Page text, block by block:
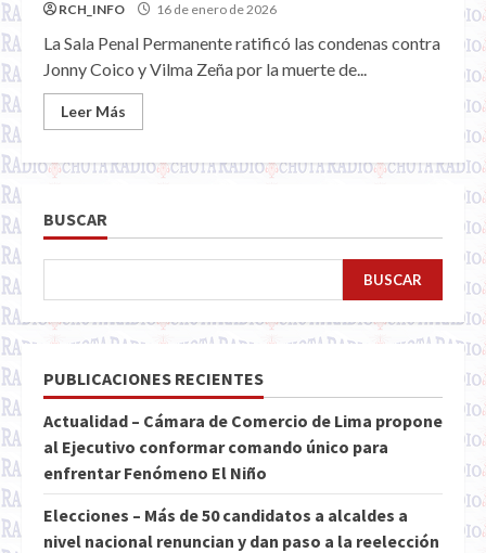
RCH_INFO 16 de enero de 2026
La Sala Penal Permanente ratificó las condenas contra
Jonny Coico y Vilma Zeña por la muerte de...
Leer Más
BUSCAR
BUSCAR
PUBLICACIONES RECIENTES
Actualidad – Cámara de Comercio de Lima propone
al Ejecutivo conformar comando único para
enfrentar Fenómeno El Niño
Elecciones – Más de 50 candidatos a alcaldes a
nivel nacional renuncian y dan paso a la reelección